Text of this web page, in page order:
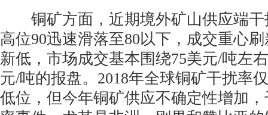
铜矿方面，近期境外矿山供应端干
高位90迅速滑落至80以下，成交重心
新低，市场成交基本围绕75美元/吨左
元/吨的报盘。2018年全球铜矿干扰率
低位，但今年铜矿供应不确定性增加